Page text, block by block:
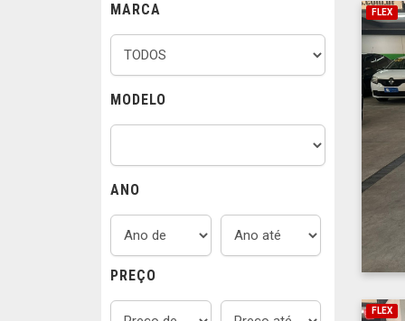
MARCA
MODELO
ANO
PREÇO
FLEX
FLEX